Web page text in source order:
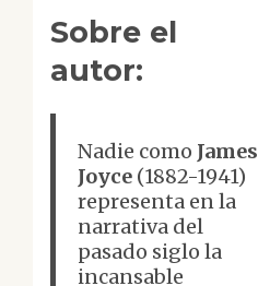
Sobre el
autor:
Nadie como James
Joyce (1882-1941)
representa en la
narrativa del
pasado siglo la
incansable